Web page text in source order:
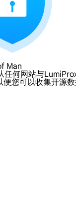
Man
何网站与
您可以收集开源